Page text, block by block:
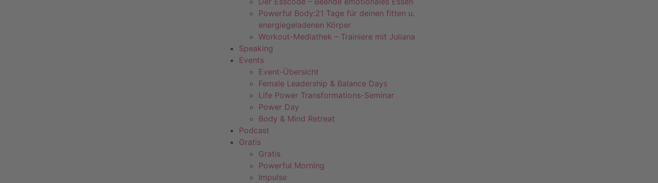
Powerful Body:21 Tage für deinen fitten u.
energiegeladenen Körper
Workout-Mediathek – Trainiere mit Juliana
Speaking
Events
Event-Übersicht
Female Leadership & Balance Days
Life Power Transformations-Seminar
Power Day
Body & Mind Retreat
Podcast
Gratis
Gratis
Powerful Morning
Impulse